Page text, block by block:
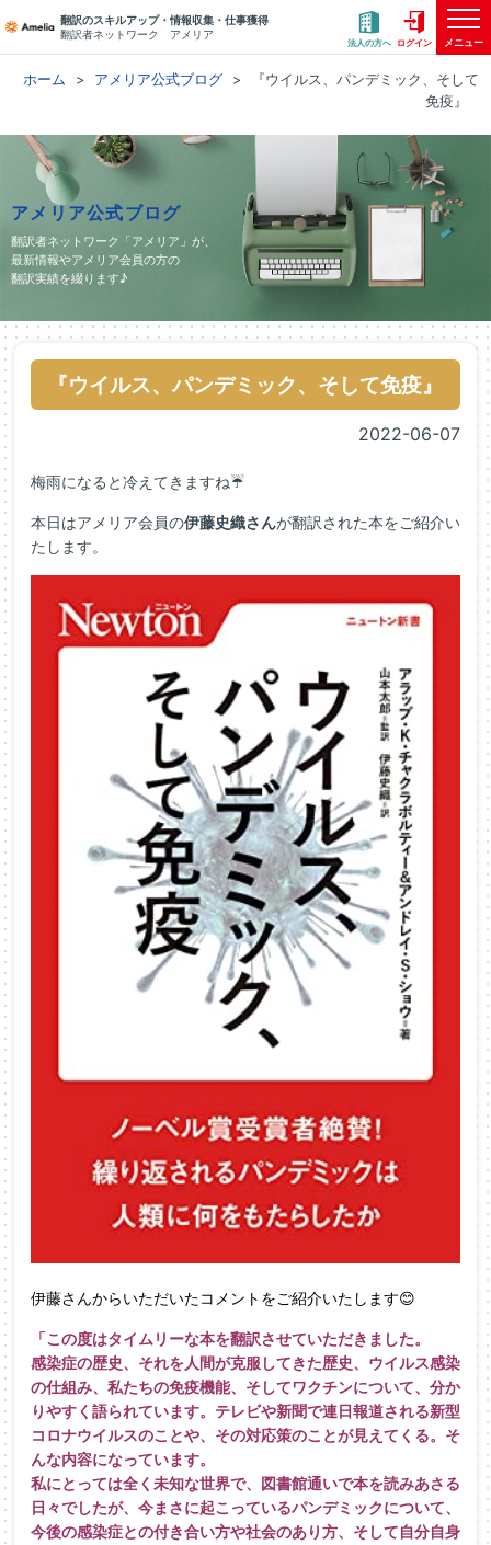
翻訳のスキルアップ・情報収集・仕事獲得
翻訳者ネットワーク アメリア
法人の方へ ログイン メニュー
ホーム アメリア公式ブログ
『ウイルス、パンデミック、そして
免疫』
アメリア公式ブログ
翻訳者ネットワーク「アメリア」が、
最新情報やアメリア会員の方の
翻訳実績を綴ります♪
『ウイルス、パンデミック、そして免疫』
2022-06-07
梅雨になると冷えてきますね☔
本日はアメリア会員の伊藤史織さんが翻訳された本をご紹介い
たします。
伊藤さんからいただいたコメントをご紹介いたします😊
「この度はタイムリーな本を翻訳させていただきました。
感染症の歴史、それを人間が克服してきた歴史、ウイルス感染
の仕組み、私たちの免疫機能、そしてワクチンについて、分か
りやすく語られています。テレビや新聞で連日報道される新型
コロナウイルスのことや、その対応策のことが見えてくる。そ
んな内容になっています。
私にとっては全く未知な世界で、図書館通いで本を読みあさる
日々でしたが、今まさに起こっているパンデミックについて、
今後の感染症との付き合い方や社会のあり方、そして自分自身